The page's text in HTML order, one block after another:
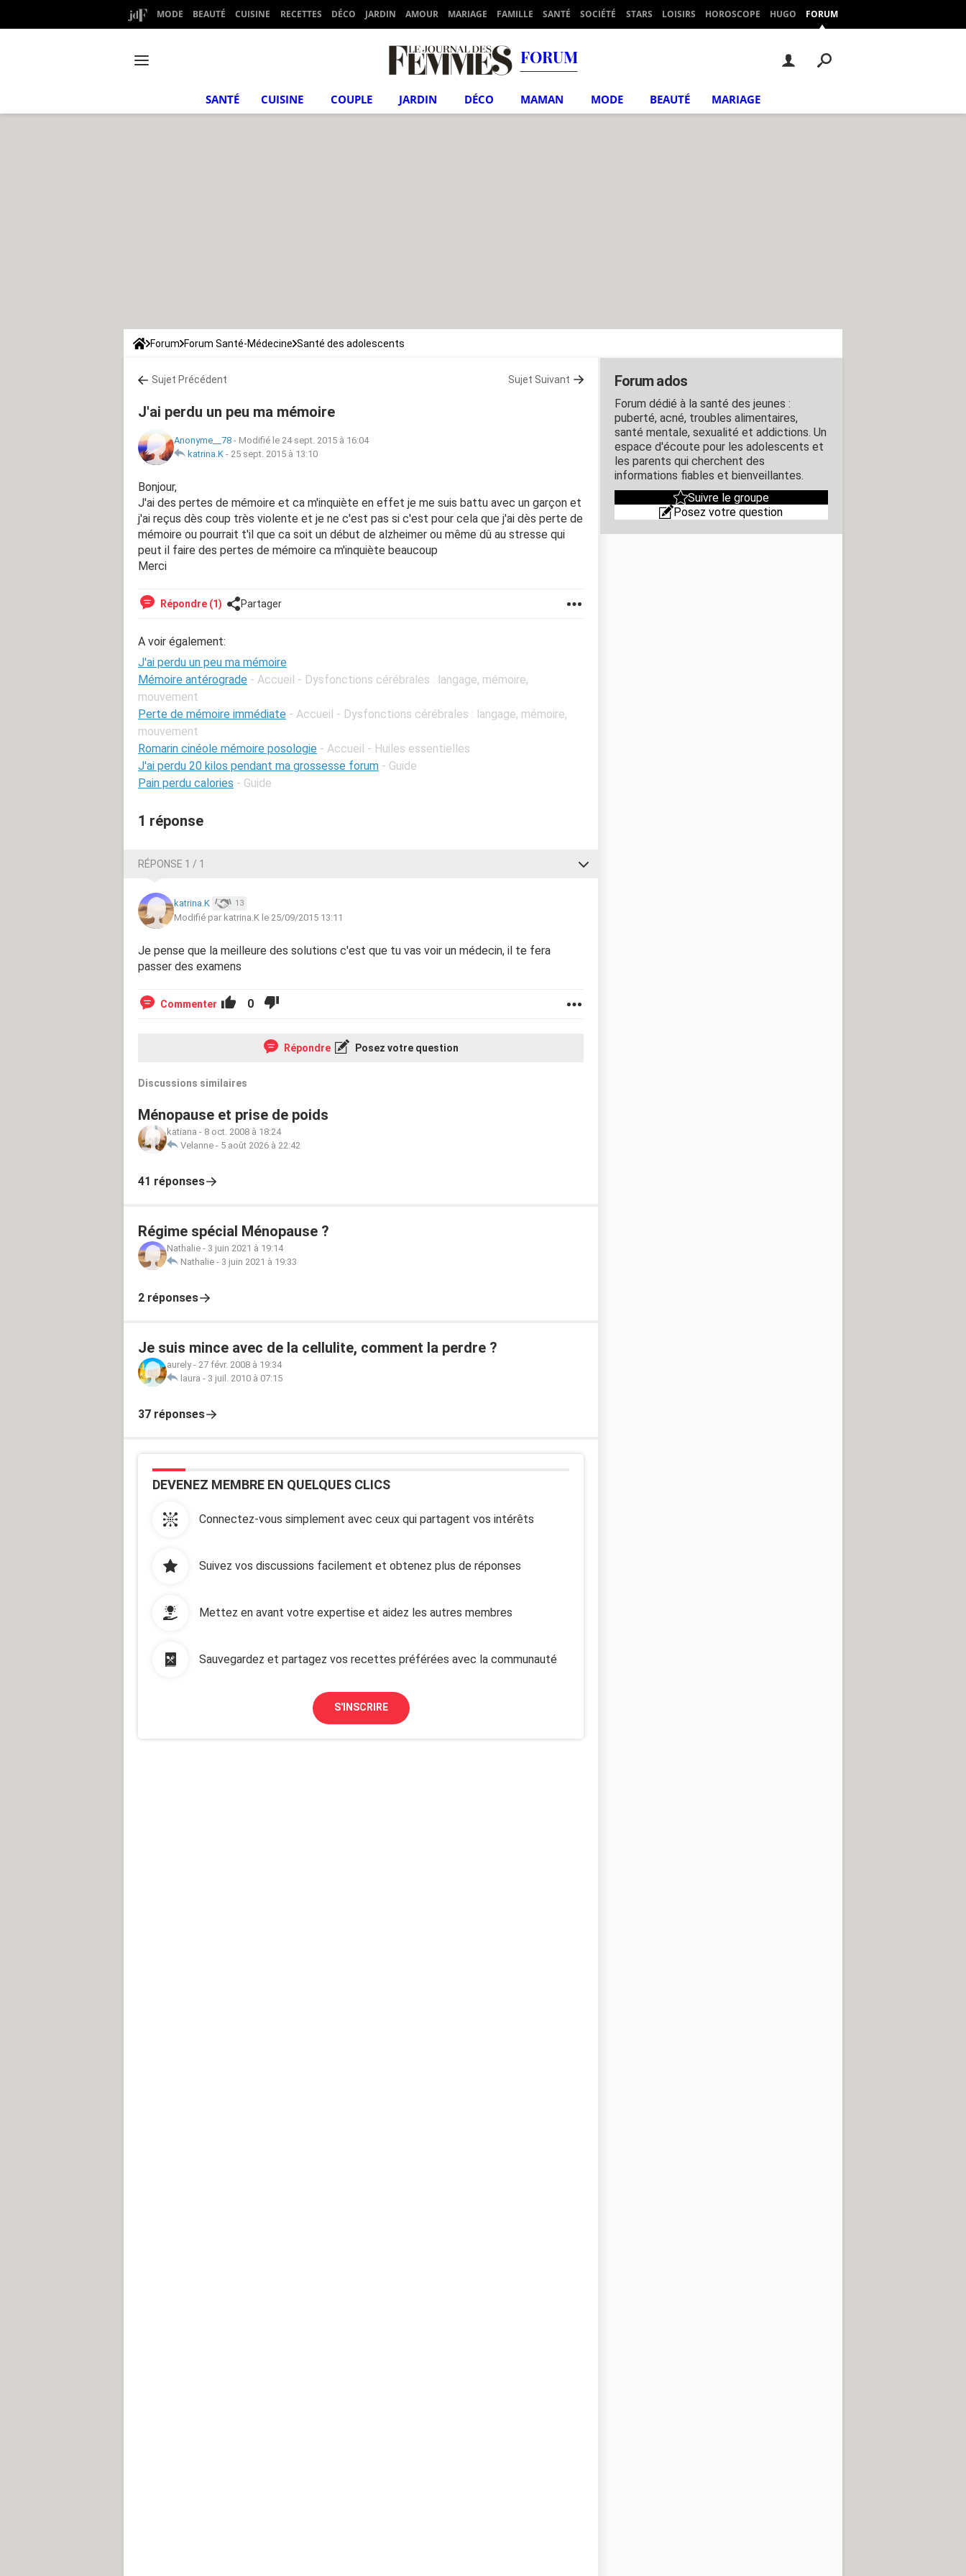
MODE BEAUTÉ CUISINE RECETTES DÉCO JARDIN AMOUR MARIAGE FAMILLE SANTÉ SOCIÉTÉ STARS LOISIRS HOROSCOPE HUGO FORUM
FORUM
SANTÉ CUISINE COUPLE JARDIN DÉCO MAMAN MODE BEAUTÉ MARIAGE
Forum Forum Santé-Médecine Santé des adolescents
Sujet Précédent Sujet Suivant
J'ai perdu un peu ma mémoire
Anonyme__78 - Modifié le 24 sept. 2015 à 16:04
katrina.K - 25 sept. 2015 à 13:10
Bonjour,
J'ai des pertes de mémoire et ca m'inquiète en effet je me suis battu avec un garçon et
j'ai reçus dès coup très violente et je ne c'est pas si c'est pour cela que j'ai dès perte de
mémoire ou pourrait t'il que ca soit un début de alzheimer ou même dû au stresse qui
peut il faire des pertes de mémoire ca m'inquiète beaucoup
Merci
Répondre (1) Partager
A voir également:
J'ai perdu un peu ma mémoire
Mémoire antérograde - Accueil - Dysfonctions cérébrales : langage, mémoire,
mouvement
Perte de mémoire immédiate - Accueil - Dysfonctions cérébrales : langage, mémoire,
mouvement
Romarin cinéole mémoire posologie - Accueil - Huiles essentielles
J'ai perdu 20 kilos pendant ma grossesse forum - Guide
Pain perdu calories - Guide
1 réponse
RÉPONSE 1 / 1
katrina.K 13
Modifié par katrina.K le 25/09/2015 13:11
Je pense que la meilleure des solutions c'est que tu vas voir un médecin, il te fera
passer des examens
Commenter 0
Répondre Posez votre question
Discussions similaires
Ménopause et prise de poids
katiana - 8 oct. 2008 à 18:24
Velanne - 5 août 2026 à 22:42
41 réponses
Régime spécial Ménopause ?
Nathalie - 3 juin 2021 à 19:14
Nathalie - 3 juin 2021 à 19:33
2 réponses
Je suis mince avec de la cellulite, comment la perdre ?
aurely- 27 févr. 2008 à 19:34
laura - 3 juil. 2010 à 07:15
37 réponses
DEVENEZ MEMBRE EN QUELQUES CLICS
Connectez-vous simplement avec ceux qui partagent vos intérêts
Suivez vos discussions facilement et obtenez plus de réponses
Mettez en avant votre expertise et aidez les autres membres
Sauvegardez et partagez vos recettes préférées avec la communauté
S'INSCRIRE
Forum ados
Forum dédié à la santé des jeunes :
puberté, acné, troubles alimentaires,
santé mentale, sexualité et addictions. Un
espace d'écoute pour les adolescents et
les parents qui cherchent des
informations fiables et bienveillantes.
Suivre le groupe
Posez votre question